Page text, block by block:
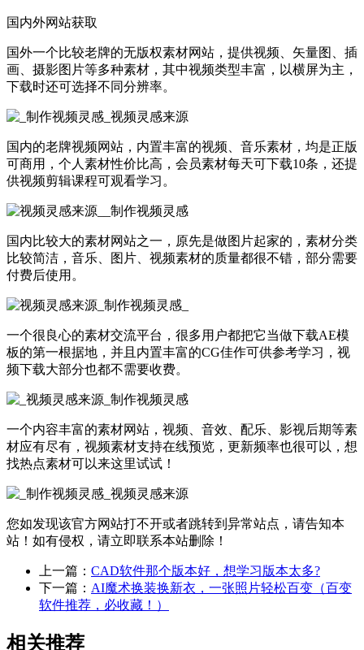
国内外网站获取
国外一个比较老牌的无版权素材网站，提供视频、矢量图、插
画、摄影图片等多种素材，其中视频类型丰富，以横屏为主，
下载时还可选择不同分辨率。
国内的老牌视频网站，内置丰富的视频、音乐素材，均是正版
可商用，个人素材性价比高，会员素材每天可下载10条，还提
供视频剪辑课程可观看学习。
国内比较大的素材网站之一，原先是做图片起家的，素材分类
比较简洁，音乐、图片、视频素材的质量都很不错，部分需要
付费后使用。
一个很良心的素材交流平台，很多用户都把它当做下载AE模
板的第一根据地，并且内置丰富的CG佳作可供参考学习，视
频下载大部分也都不需要收费。
一个内容丰富的素材网站，视频、音效、配乐、影视后期等素
材应有尽有，视频素材支持在线预览，更新频率也很可以，想
找热点素材可以来这里试试！
您如发现该官方网站打不开或者跳转到异常站点，请告知本
站！如有侵权，请立即联系本站删除！
上一篇： CAD软件那个版本好，想学习版本太多?
下一篇： AI魔术换装换新衣，一张照片轻松百变（百变
软件推荐，必收藏！）
相关推荐